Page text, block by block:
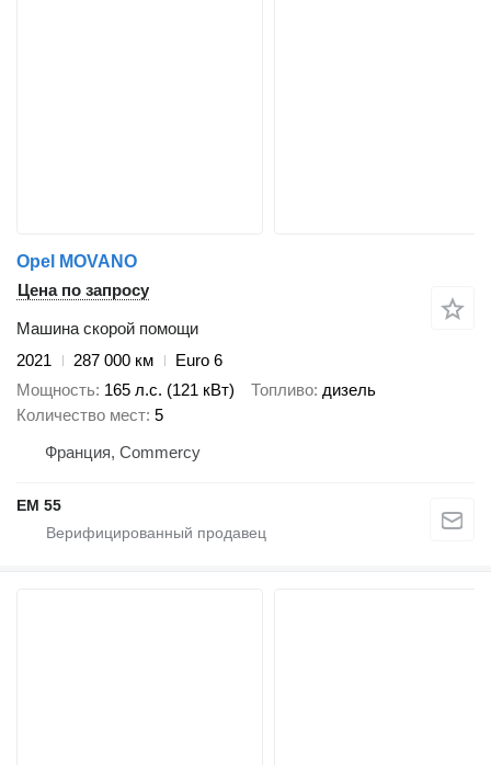
Opel MOVANO
Цена по запросу
Машина скорой помощи
2021
287 000 км
Euro 6
Мощность 165 л.с. (121 кВт) Топливо дизель
Количество мест 5
Франция, Commercy
EM 55